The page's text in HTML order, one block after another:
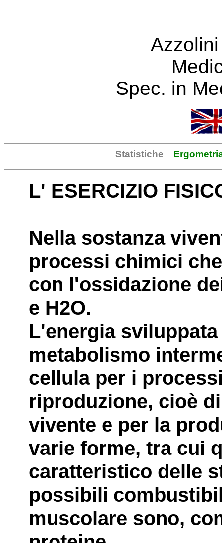
Spec. in
Statistiche
L' ESERCIZIO
Nella sostanza
processi chimici
con l'ossidazione
e H2O.
L'energia
metabolismo
cellula per i
riproduzione, cioè
vivente e per la
varie forme, tra cui
caratteristico delle
possibili
muscolare sono,